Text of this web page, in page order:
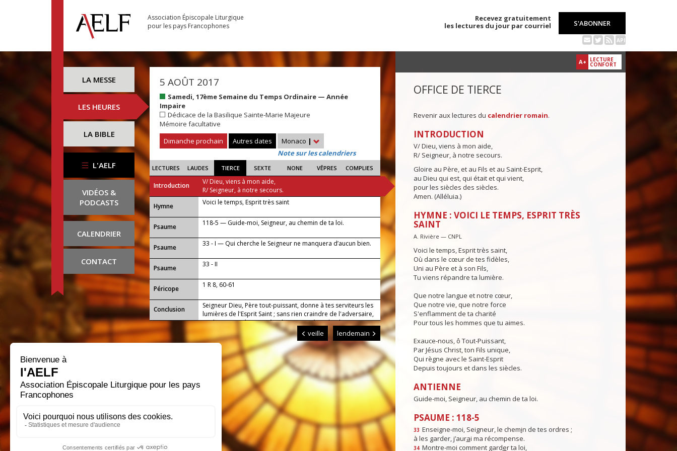
Association Épiscopale Liturgique
pour les pays Francophones
Recevez gratuitement
les lectures du jour par courriel
S'ABONNER
API
LA MESSE
LES HEURES
LA BIBLE
L'AELF
VIDÉOS &
PODCASTS
CALENDRIER
CONTACT
5 AOÛT 2017
Samedi, 17ème Semaine du Temps Ordinaire — Année
Impaire
Dédicace de la Basilique Sainte-Marie Majeure
Mémoire facultative
Dimanche prochain
Autres dates Monaco |
Note sur les calendriers
LECTURES LAUDES TIERCE SEXTE NONE VÊPRES COMPLIES
Introduction
V/ Dieu, viens à mon aide,
R/ Seigneur, à notre secours.
...
Hymne Voici le temps, Esprit très saint
Psaume 118-5 — Guide-moi, Seigneur, au chemin de ta loi.
Psaume 33 - I — Qui cherche le Seigneur ne manquera d’aucun bien.
Psaume 33 - II
Péricope 1 R 8, 60-61
Conclusion
Seigneur Dieu, Père tout-puissant, donne à tes serviteurs les
lumières de l'Esprit Saint ; sans rien craindre de l'adversaire,
qu'ils trouvent leur joie à te louer. Par Jésus, le Christ, notre
veille lendemain
A+ LECTURE
CONFORT
OFFICE DE TIERCE
Revenir aux lectures du calendrier romain.
INTRODUCTION
V/ Dieu, viens à mon aide,
R/ Seigneur, à notre secours.
Gloire au Père, et au Fils et au Saint-Esprit,
au Dieu qui est, qui était et qui vient,
pour les siècles des siècles.
Amen. (Alléluia.)
HYMNE : VOICI LE TEMPS, ESPRIT TRÈS
SAINT
A. Rivière — CNPL
Voici le temps, Esprit très saint,
Où dans le cœur de tes fidèles,
Uni au Père et à son Fils,
Tu viens répandre ta lumière.
Que notre langue et notre cœur,
Que notre vie, que notre force
S'enflamment de ta charité
Pour tous les hommes que tu aimes.
Exauce-nous, ô Tout-Puissant,
Par Jésus Christ, ton Fils unique,
Qui règne avec le Saint-Esprit
Depuis toujours et dans les siècles.
ANTIENNE
Guide-moi, Seigneur, au chemin de ta loi.
PSAUME : 118-5
33 Enseigne-moi, Seigneur, le chemin de tes ordres ;
à les garder, j’aurai ma récompense.
34 Montre-moi comment garder ta loi,